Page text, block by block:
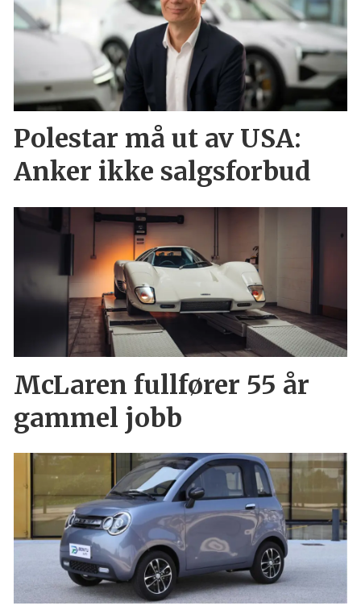
Polestar må ut av USA:
Anker ikke salgsforbud
McLaren fullfører 55 år
gammel jobb